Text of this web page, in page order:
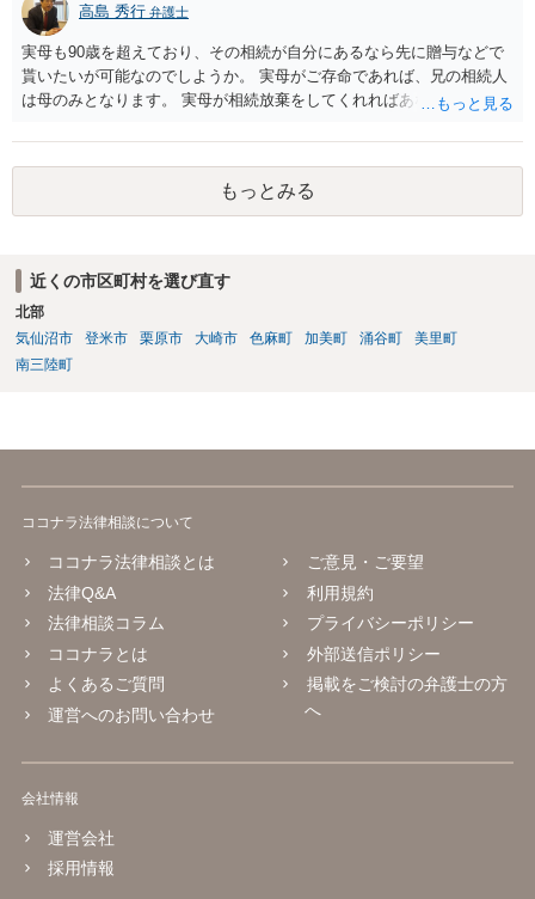
高島 秀行 弁護士
実母も90歳を超えており、その相続が自分にあるなら先に贈与などで
貰いたいが可能なのでしようか。 実母がご存命であれば、兄の相続人
は母のみとなります。 実母が相続放棄をしてくれればあなた方兄弟及
ないと思います。
もっとみる
近くの市区町村を選び直す
北部
気仙沼市
登米市 栗原市 大崎市 色麻町 加美町 涌谷町
美里町
南三陸町
ココナラ法律相談について
ココナラ法律相談とは
法律Q&A
法律相談コラム
ココナラとは
よくあるご質問
運営へのお問い合わせ
ご意見・ご要望
利用規約
プライバシーポリシー
外部送信ポリシー
掲載をご検討の弁護士の方
へ
会社情報
運営会社
採用情報